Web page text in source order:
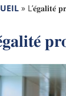
» L’𝐞́𝐠𝐚𝐥𝐢𝐭𝐞́